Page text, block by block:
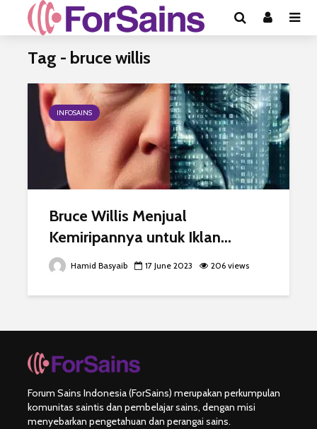
Tag - bruce willis
INFOSAINS
Bruce Willis Menjual
Kemiripannya untuk Iklan...
Hamid Basyaib 17 June 2023 206 views
Forum Sains Indonesia (ForSains) merupakan perkumpulan
komunitas saintis dan pembelajar sains, dengan misi
menyebarkan pengetahuan dan perangai sains.